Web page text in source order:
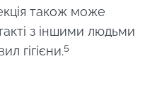
також може
з іншими людьми
гігієни.5